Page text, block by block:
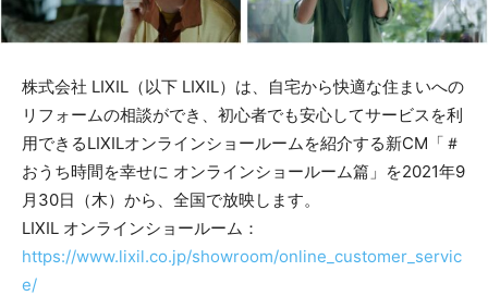
株式会社 LIXIL（以下 LIXIL）は、自宅から快適な住まいへの
リフォームの相談ができ、初心者でも安心してサービスを利
用できるLIXILオンラインショールームを紹介する新CM「＃
おうち時間を幸せに オンラインショールーム篇」を2021年9
月30日（木）から、全国で放映します。
LIXIL オンラインショールーム：
https://www.lixil.co.jp/showroom/online_customer_servic
e/